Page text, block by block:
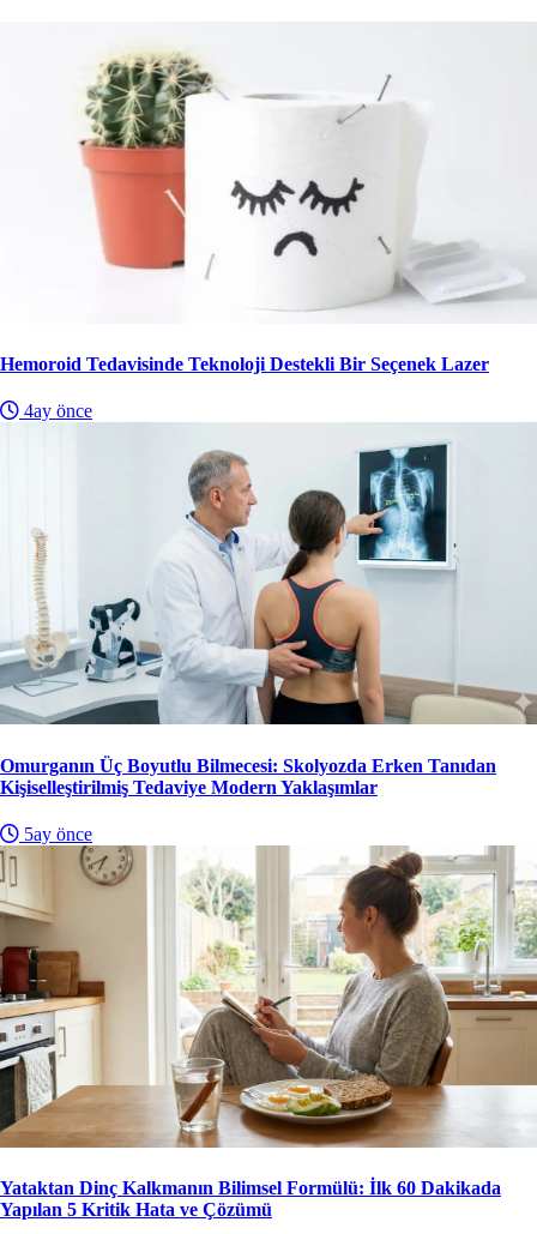
Hemoroid Tedavisinde Teknoloji Destekli Bir Seçenek Lazer
4ay önce
Omurganın Üç Boyutlu Bilmecesi: Skolyozda Erken Tanıdan
Kişiselleştirilmiş Tedaviye Modern Yaklaşımlar
5ay önce
Yataktan Dinç Kalkmanın Bilimsel Formülü: İlk 60 Dakikada
Yapılan 5 Kritik Hata ve Çözümü